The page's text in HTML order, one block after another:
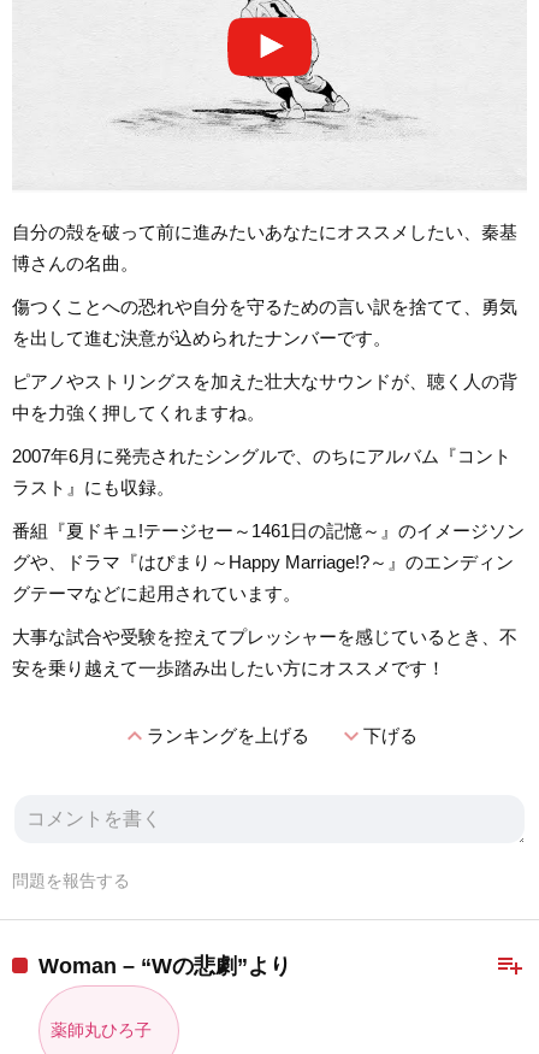
自分の殻を破って前に進みたいあなたにオススメしたい、秦基
博さんの名曲。
傷つくことへの恐れや自分を守るための言い訳を捨てて、勇気
を出して進む決意が込められたナンバーです。
ピアノやストリングスを加えた壮大なサウンドが、聴く人の背
中を力強く押してくれますね。
2007年6月に発売されたシングルで、のちにアルバム『コント
ラスト』にも収録。
番組『夏ドキュ!テージセー～1461日の記憶～』のイメージソン
グや、ドラマ『はぴまり～Happy Marriage!?～』のエンディン
グテーマなどに起用されています。
大事な試合や受験を控えてプレッシャーを感じているとき、不
安を乗り越えて一歩踏み出したい方にオススメです！
expand_lessランキングを上げる expand_more下げる
問題を報告する
playlist_add
Woman – “Wの悲劇”より
薬師丸ひろ子